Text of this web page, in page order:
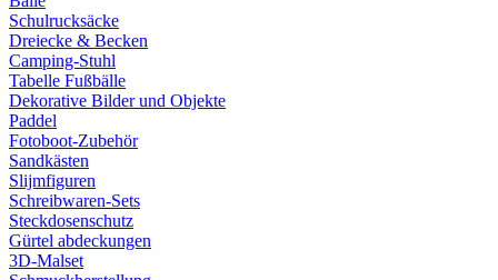
Schulrucksäcke
Dreiecke & Becken
Camping-Stuhl
Tabelle Fußbälle
Dekorative Bilder und Objekte
Paddel
Fotoboot-Zubehör
Sandkästen
Slijmfiguren
Schreibwaren-Sets
Steckdosenschutz
Gürtel abdeckungen
3D-Malset